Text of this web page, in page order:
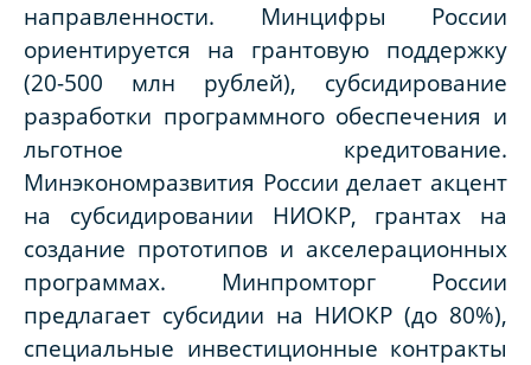
направленности. Минцифры России
ориентируется на грантовую поддержку
(20-500 млн рублей), субсидирование
разработки программного обеспечения и
льготное кредитование.
Минэкономразвития России делает акцент
на субсидировании НИОКР, грантах на
создание прототипов и акселерационных
программах. Минпромторг России
предлагает субсидии на НИОКР (до 80%),
специальные инвестиционные контракты